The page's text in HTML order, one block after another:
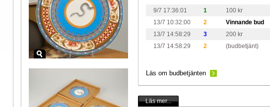
9/7 17:36:01 1
100 kr
13/7 10:32:00
2
Vinnande bud
13/7 14:58:29
3
200 kr
13/7 14:58:29
2 (budbetjänt)
Läs om budbetjänten
Läs mer...